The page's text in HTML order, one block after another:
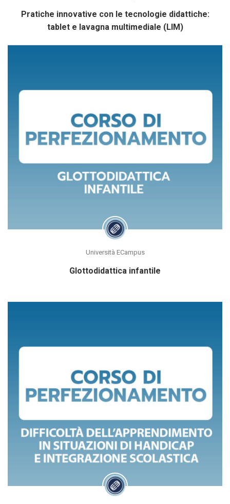
Pratiche innovative con le tecnologie didattiche:
tablet e lavagna multimediale (LIM)
Università ECampus
Glottodidattica infantile